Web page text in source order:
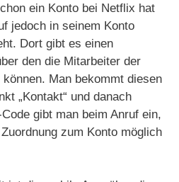
ein Konto bei Netflix hat
jedoch in seinem Konto
Dort gibt es einen
den die Mitarbeiter der
Man bekommt diesen
„Kontakt“ und danach
gibt man beim Anruf ein,
zum Konto möglich